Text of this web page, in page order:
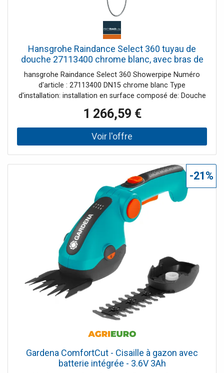
Hansgrohe Raindance Select 360 tuyau de
douche 27113400 chrome blanc, avec bras de
douche 380 mm, pour baignoire
hansgrohe Raindance Select 360 Showerpipe Numéro
d'article : 27113400 DN15 chrome blanc Type
d'installation: installation en surface composé de: Douche
technologie AirPower et fonction anti-calcaire QuickClean
Bras de douche 380 mm Raindance Select main
Raindance Select E 120 3jet 26520000 DN15 Support de
douchette à main Porter'S 28331000 Isiflex 2000 douche
Select sécurité à 40 ° C: Ecostat eau chaude Ecostat
Select Information produit: Vanne d'arrêt / inverseur pour
douche de tête / entrée de bain, interrupteur à tirette pour
douchette à main, boîtier en chrome avec débit d'eau
isolé Pas 150 mm ± 12 mm A Étagère en verre de sécurité
blanc CoolContact sur le thermostat: empêche le boîtier
de chauffer et rend la douche encore plus sûre Tête de
Winkel réglable dans le Winkel Débit à 1930 , 3MPa:
Douche de tête 17 l / min Douchette à main 15 l / min
Remplisseur de bain 20 l / min ne convient pas pour
Chauffe-eau ne peut pas être raccourci Filetage de
raccordement G ½ Pas 150 ± 12 mm Sécurité intrinsèque
contre le reflux Le tuyau montant peut être coupé à la
longueur l'adaptateur # 02026000 est nécessaire lors du
montage sur une connexion G ¾ existante
1 266,59 €
Gardena ComfortCut - Cisaille à gazon avec
batterie intégrée - 3.6V 3Ah
-21%